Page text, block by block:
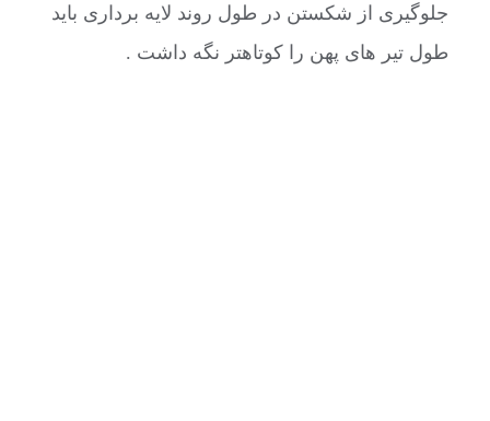
جلوگیری از شکستن در طول روند لایه برداری باید
طول تیر های پهن را کوتاهتر نگه داشت .